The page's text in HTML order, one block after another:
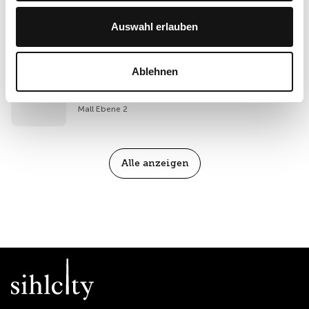
Auswahl erlauben
Ablehnen
Bayard Women
Beldona
Mall Ebene 2
Alle anzeigen